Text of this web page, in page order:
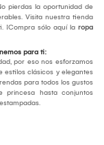
pierdas la oportunidad de
Visita nuestra tienda
¡Compra sólo aquí la ropa
para ti:
por eso nos esforzamos
estilos clásicos y elegantes
para todos los gustos
princesa hasta conjuntos